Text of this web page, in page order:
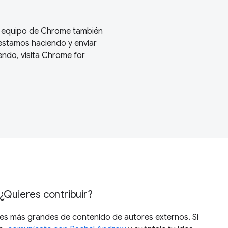
de Chrome también
haciendo y enviar
visita Chrome for
¿Quieres contribuir?
más grandes de contenido de autores externos. Si